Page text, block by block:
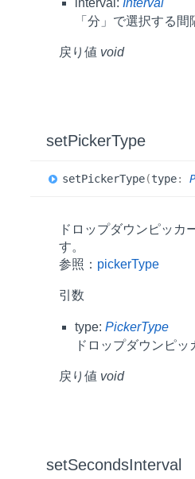
interval: Interval
「分」で選択する間
戻り値 void
setPickerType
setPickerType(type:
ドロップダウンピッカ
す。
参照： pickerType
引数
type: PickerType
ドロップダウンピッ
戻り値 void
setSecondsInterval